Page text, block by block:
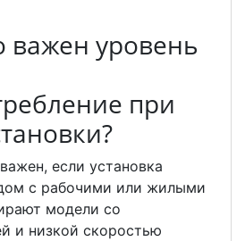
важен уровень
при
если установка
с рабочими или жилыми
модели со
и низкой скоростью